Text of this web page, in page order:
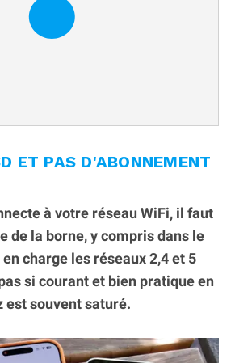
ET PAS D'ABONNEMENT
à votre réseau WiFi, il faut
de la borne, y compris dans le
charge les réseaux 2,4 et 5
si courant et bien pratique en
est souvent saturé.